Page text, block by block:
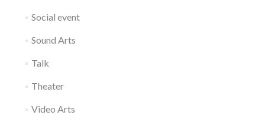
Social event
Sound Arts
Talk
Theater
Video Arts